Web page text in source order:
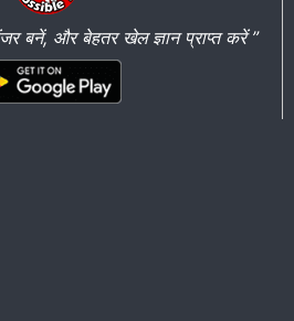
बनें, और बेहतर खेल ज्ञान प्राप्त करें ”